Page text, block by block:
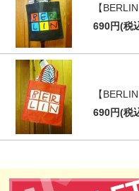
【
690円(税
【
690円(税